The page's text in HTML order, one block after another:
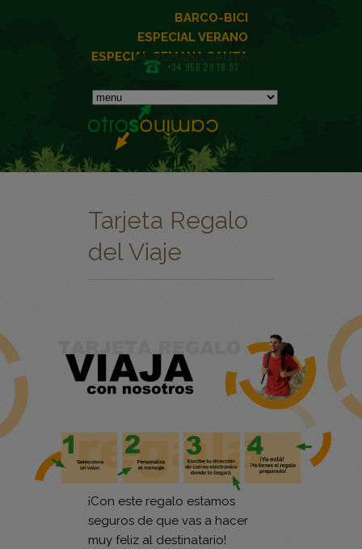
BARCO-BICI
ESPECIAL VERANO
ESPECIAL SEMANA SANTA
+34 958 29 18 93
Tarjeta Regalo
del Viaje
¡Con este regalo estamos
seguros de que vas a hacer
muy feliz al destinatario!